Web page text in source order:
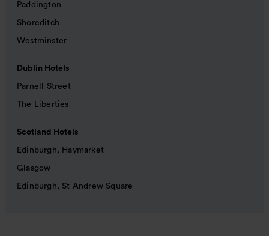
Paddington
Shoreditch
Westminster
Dublin Hotels
Parnell Street
The Liberties
Scotland Hotels
Edinburgh, Haymarket
Glasgow
Edinburgh, St Andrew Square